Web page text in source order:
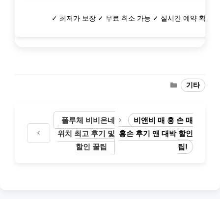
✓ 최저가 보장 ✓ 무료 취소 가능 ✓ 실시간 예약 확정
Categories
기타
폴루체 비비온네
위치 최고 후기 및
할인 꿀팁
비앤비 매 홍 손 매
홍손 후기 앤 대박 할인
팁!